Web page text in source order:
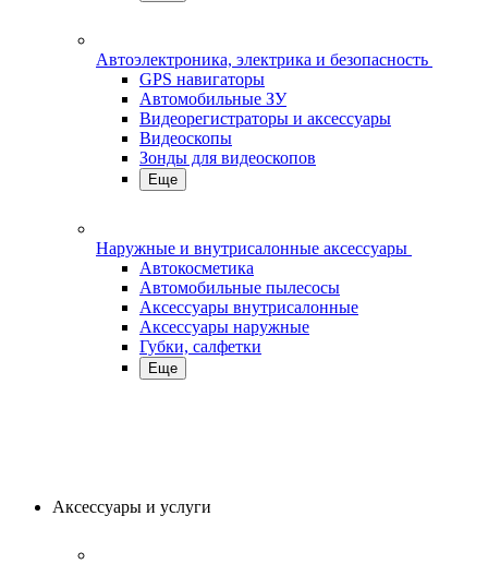
Автоэлектроника, электрика и безопасность
GPS навигаторы
Автомобильные ЗУ
Видеорегистраторы и аксессуары
Видеоскопы
Зонды для видеоскопов
Еще
Наружные и внутрисалонные аксессуары
Автокосметика
Автомобильные пылесосы
Аксесcуары внутрисалонные
Аксессуары наружные
Губки, салфетки
Еще
Аксессуары и услуги